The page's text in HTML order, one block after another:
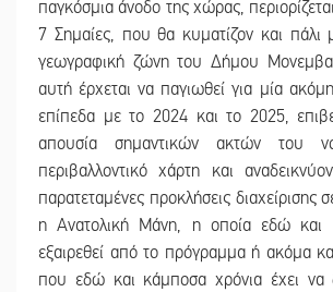
παγκόσμια άνοδο της χώρας,
7 Σημαίες, που θα κυματίζον και πάλι
γεωγραφική ζώνη του Δήμου
αυτή έρχεται να παγιωθεί για μία
επίπεδα με το 2024 και το 2025,
απουσία σημαντικών ακτών του
περιβαλλοντικό χάρτη και
παρατεταμένες προκλήσεις διαχείρισης
η Ανατολική Μάνη, η οποία εδώ και
εξαιρεθεί από το πρόγραμμα ή ακόμα
που εδώ και κάμποσα χρόνια έχει να